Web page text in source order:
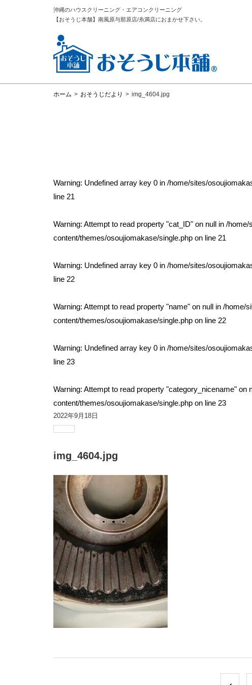
沖縄のハウスクリーニング・エアコンクリーニング
【おそうじ本舗】南風原与那原店/糸満店におまかせ下さい。
ホーム > おそうじだより > img_4604.jpg
Warning: Undefined array key 0 in /home/sites/
line 21
Warning: Attempt to read property "cat_ID" on null in /home/
content/themes/osoujiomakase/single.phpon line 21
Warning: Undefined array key 0 in /home/sites/
line 22
Warning: Attempt to read property "name" on null in /home/
content/themes/osoujiomakase/single.phpon line 22
Warning: Undefined array key 0 in /home/sites/
line 23
Warning: Attempt to read property "category_nicename" on
content/themes/osoujiomakase/single.phpon line 23
2022年9月18日
img_4604.jpg